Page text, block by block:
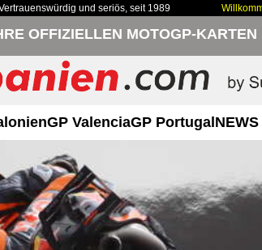
und seriös, seit 1989
OFFIZIELLEN MOTOGP-KARTEN
GP ValenciaGP Portugal